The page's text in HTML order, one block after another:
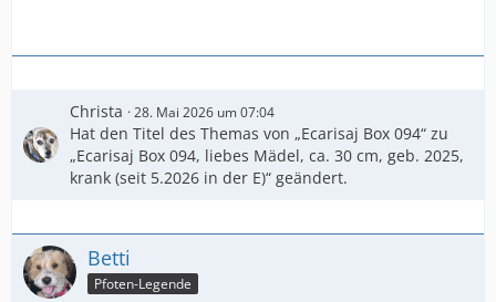
Christa 28. Mai 2026 um 07:04
Hat den Titel des Themas von „Ecarisaj Box 094“ zu
„Ecarisaj Box 094, liebes Mädel, ca. 30 cm, geb. 2025,
krank (seit 5.2026 in der E)“ geändert.
Betti
Pfoten-Legende